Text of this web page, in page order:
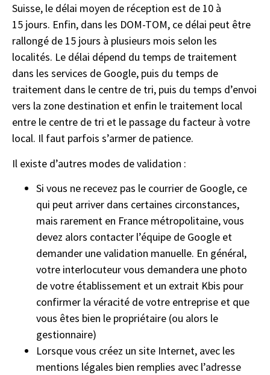
Suisse, le délai moyen de réception est de 10 à
15 jours. Enfin, dans les DOM-TOM, ce délai peut être
rallongé de 15 jours à plusieurs mois selon les
localités. Le délai dépend du temps de traitement
dans les services de Google, puis du temps de
traitement dans le centre de tri, puis du temps d’envoi
vers la zone destination et enfin le traitement local
entre le centre de tri et le passage du facteur à votre
local. Il faut parfois s’armer de patience.
Il existe d’autres modes de validation :
Si vous ne recevez pas le courrier de Google, ce
qui peut arriver dans certaines circonstances,
mais rarement en France métropolitaine, vous
devez alors contacter l’équipe de Google et
demander une validation manuelle. En général,
votre interlocuteur vous demandera une photo
de votre établissement et un extrait Kbis pour
confirmer la véracité de votre entreprise et que
vous êtes bien le propriétaire (ou alors le
gestionnaire)
Lorsque vous créez un site Internet, avec les
mentions légales bien remplies avec l’adresse